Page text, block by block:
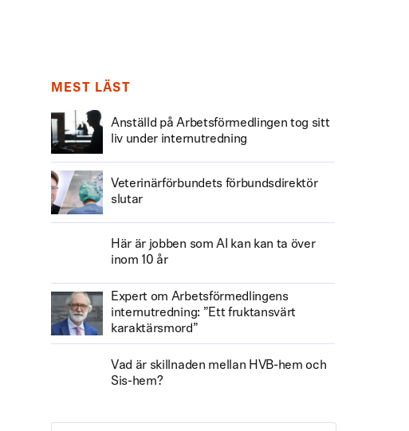
MEST LÄST
Anställd på Arbetsförmedlingen tog sitt
liv under internutredning
Veterinärförbundets förbundsdirektör
slutar
Här är jobben som AI kan kan ta över
inom 10 år
Expert om Arbetsförmedlingens
internutredning: ”Ett fruktansvärt
karaktärsmord”
Vad är skillnaden mellan HVB-hem och
Sis-hem?